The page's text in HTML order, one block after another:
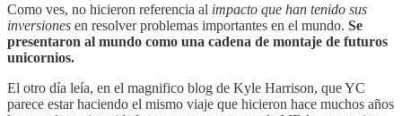
Como ves, no hicieron referencia al impacto que han tenido sus
inversiones en resolver problemas importantes en el mundo. Se
presentaron al mundo como una cadena de montaje de futuros
unicornios.
El otro día leía, en el magnifico blog de Kyle Harrison, que YC
parece estar haciendo el mismo viaje que hicieron hace muchos años